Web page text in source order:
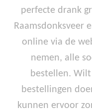
perfecte drank
Raamsdonksveer
online via de
nemen, alle
bestellen.
bestellingen
kunnen ervoor